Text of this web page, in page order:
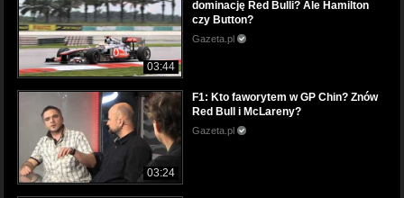
03:44
dominację Red Bulli? Ale Hamilton
czy Button?
Gazeta.pl
03:24
F1: Kto faworytem w GP Chin? Znów
Red Bull i McLareny?
Gazeta.pl